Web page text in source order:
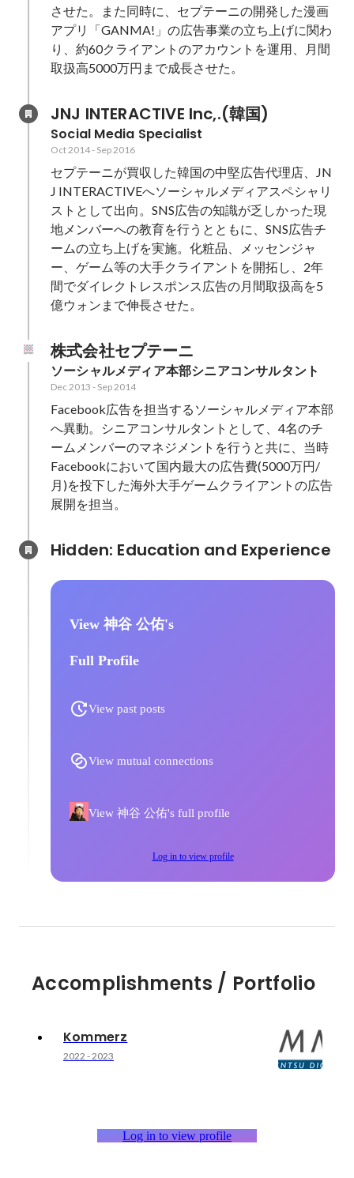
させた。また同時に、セプテーニの開発した漫画
アプリ「GANMA!」の広告事業の立ち上げに関わ
り、約60クライアントのアカウントを運用、月間
取扱高5000万円まで成長させた。
JNJ INTERACTIVE Inc,.(韓国)
Social Media Specialist
Oct 2014- Sep 2016
セプテーニが買収した韓国の中堅広告代理店、JN
J INTERACTIVEへソーシャルメディアスペシャリ
ストとして出向。SNS広告の知識が乏しかった現
地メンバーへの教育を行うとともに、SNS広告チ
ームの立ち上げを実施。化粧品、メッセンジャ
ー、ゲーム等の大手クライアントを開拓し、2年
間でダイレクトレスポンス広告の月間取扱高を5
億ウォンまで伸長させた。
株式会社セプテーニ
ソーシャルメディア本部シニアコンサルタント
Dec 2013 - Sep 2014
Facebook広告を担当するソーシャルメディア本部
へ異動。シニアコンサルタントとして、4名のチ
ームメンバーのマネジメントを行うと共に、当時
Facebookにおいて国内最大の広告費(5000万円/
月)を投下した海外大手ゲームクライアントの広告
View 神谷 公佑's
Full Profile
View past posts
View mutual connections
View 神谷 公佑's full profile
Log in to view profile
Accomplishments / Portfolio
Kommerz
2022 -2023
Log in to view profile